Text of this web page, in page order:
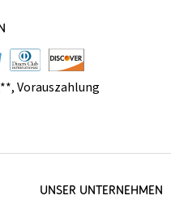
,Vorauszahlung
UNSER UNTERNEHMEN